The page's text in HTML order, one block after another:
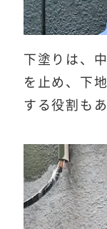
下塗りは、
を止め、下
する役割も